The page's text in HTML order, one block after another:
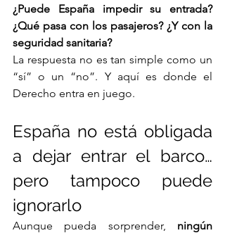
¿Puede España impedir su entrada?
¿Qué pasa con los pasajeros? ¿Y con la
seguridad sanitaria?
La respuesta no es tan simple como un
“sí” o un “no”. Y aquí es donde el
Derecho entra en juego.
España no está obligada
a dejar entrar el barco…
pero tampoco puede
ignorarlo
Aunque pueda sorprender, ningún